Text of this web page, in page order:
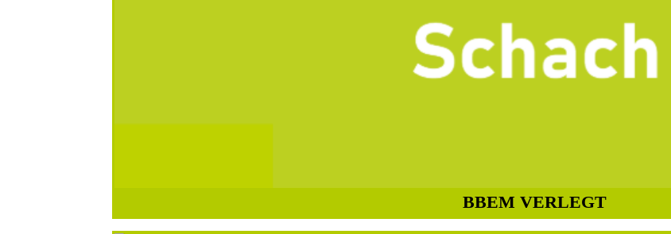
BBEM VERLEGT
26.06.2026